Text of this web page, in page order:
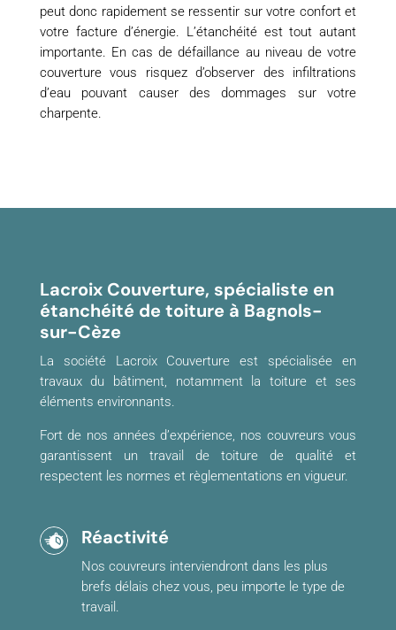
peut donc rapidement se ressentir sur votre confort et
votre facture d’énergie. L’étanchéité est tout autant
importante. En cas de défaillance au niveau de votre
couverture vous risquez d’observer des infiltrations
d’eau pouvant causer des dommages sur votre
charpente.
Lacroix Couverture, spécialiste en
étanchéité de toiture à Bagnols-
sur-Cèze
La société Lacroix Couverture est spécialisée en
travaux du bâtiment, notamment la toiture et ses
éléments environnants.
Fort de nos années d’expérience, nos couvreurs vous
garantissent un travail de toiture de qualité et
respectent les normes et règlementations en vigueur.
Réactivité
Nos couvreurs interviendront dans les plus
brefs délais chez vous, peu importe le type de
travail.